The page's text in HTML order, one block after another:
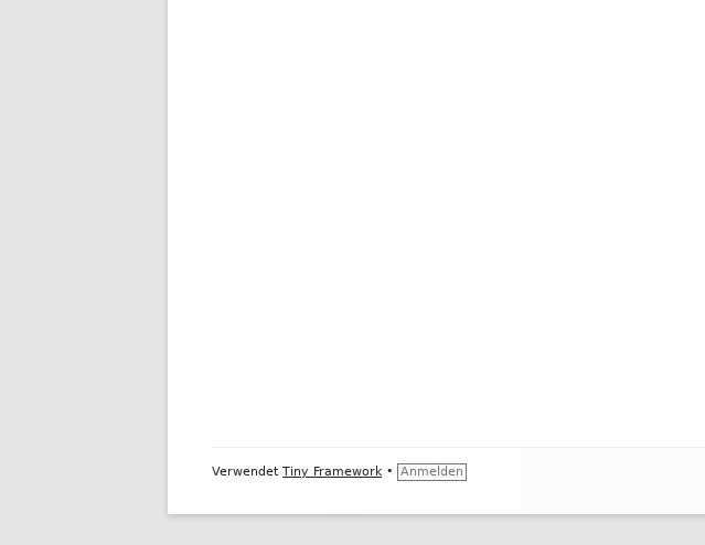
Footer
Verwendet Tiny Framework • Anmelden